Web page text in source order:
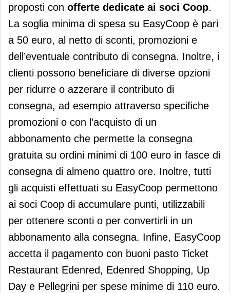
proposti con offerte dedicate ai soci Coop.
La soglia minima di spesa su EasyCoop è pari
a 50 euro, al netto di sconti, promozioni e
dell’eventuale contributo di consegna. Inoltre, i
clienti possono beneficiare di diverse opzioni
per ridurre o azzerare il contributo di
consegna, ad esempio attraverso specifiche
promozioni o con l’acquisto di un
abbonamento che permette la consegna
gratuita su ordini minimi di 100 euro in fasce di
consegna di almeno quattro ore. Inoltre, tutti
gli acquisti effettuati su EasyCoop permettono
ai soci Coop di accumulare punti, utilizzabili
per ottenere sconti o per convertirli in un
abbonamento alla consegna. Infine, EasyCoop
accetta il pagamento con buoni pasto Ticket
Restaurant Edenred, Edenred Shopping, Up
Day e Pellegrini per spese minime di 110 euro.